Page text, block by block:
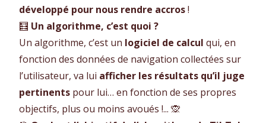
développé pour nous rendre accros!
🧮 Un algorithme, c’est quoi ?
Un algorithme, c’est un logiciel de calcul qui, en
fonction des données de navigation collectées sur
l’utilisateur, va lui afficher les résultats qu’il juge
pertinents pour lui… en fonction de ses propres
objectifs, plus ou moins avoués !... 🙊